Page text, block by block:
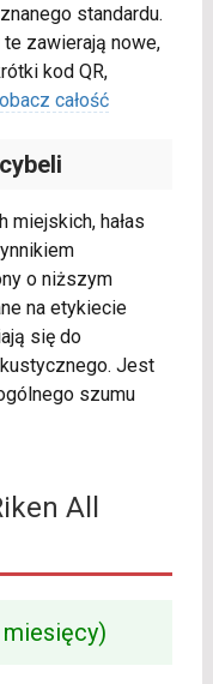
standardu.
zawierają nowe,
kod QR,
całość
miejskich, hałas
o niższym
na etykiecie
się do
Jest
szumu
All